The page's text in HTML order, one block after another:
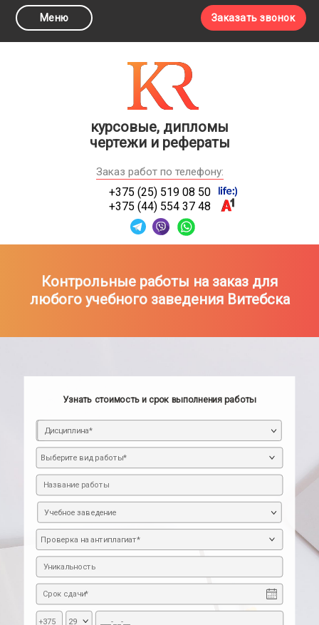
Меню Заказать звонок
курсовые, дипломы
чертежи и рефераты
Заказ работ по телефону:
+375 (25) 519 08 50
+375 (44) 554 37 48
Контрольные работы на заказ для
любого учебного заведения Витебска
Узнать стоимость и срок выполнения работы
Дисциплина*
Учебное заведение